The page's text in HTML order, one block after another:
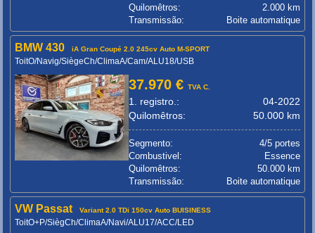
Quilomêtros:
2.000 km
Transmissão:
Boite automatique
BMW 430 iA Gran Coupé 2.0 245cv Auto M-SPORT
ToitO/Navig/SiègeCh/ClimaA/Cam/ALU18/USB
37.970 €TVA C.
1. registro.:
04-2022
Quilomêtros:
50.000 km
Segmento:
4/5 portes
Combustivel:
Essence
Quilomêtros:
50.000 km
Transmissão:
Boite automatique
VW Passat Variant 2.0 TDi 150cv Auto BUISINESS
ToitO+P/SiègCh/ClimaA/Navi/ALU17/ACC/LED